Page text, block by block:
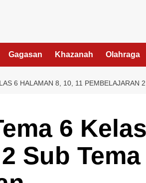
Gagasan Khazanah Olahraga
6 HALAMAN 8, 10, 11 PEMBELAJARAN
6
Sub